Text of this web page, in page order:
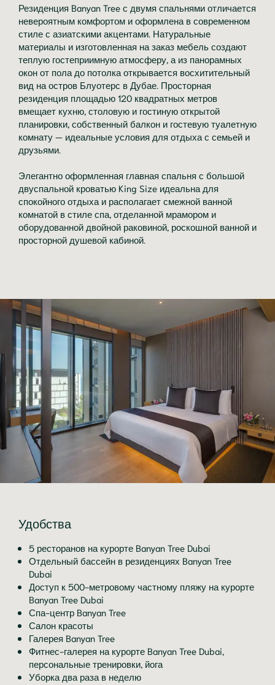
Резиденция Banyan Tree с двумя спальнями отличается
невероятным комфортом и оформлена в современном
стиле с азиатскими акцентами. Натуральные
материалы и изготовленная на заказ мебель создают
теплую гостеприимную атмосферу, а из панорамных
окон от пола до потолка открывается восхитительный
вид на остров Блуотерс в Дубае. Просторная
резиденция площадью 120 квадратных метров
вмещает кухню, столовую и гостиную открытой
планировки, собственный балкон и гостевую туалетную
комнату — идеальные условия для отдыха с семьей и
друзьями.
Элегантно оформленная главная спальня с большой
двуспальной кроватью King Size идеальна для
спокойного отдыха и располагает смежной ванной
комнатой в стиле спа, отделанной мрамором и
оборудованной двойной раковиной, роскошной ванной и
просторной душевой кабиной.
Удобства
5 ресторанов на курорте Banyan Tree Dubai
Отдельный бассейн в резиденциях Banyan Tree
Dubai
Доступ к 500-метровому частному пляжу на курорте
Banyan Tree Dubai
Спа-центр Banyan Tree
Салон красоты
Галерея Banyan Tree
Фитнес-галерея на курорте Banyan Tree Dubai,
персональные тренировки, йога
Уборка два раза в неделю